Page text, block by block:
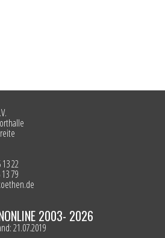
22
79
2003- 2026
21.07.2019